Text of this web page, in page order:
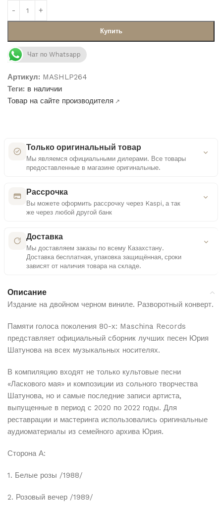
Купить
Чат по Whatsapp
Артикул: MASHLP264
Теги: в наличии
Товар на сайте производителя ↗
Только оригинальный товар
Мы являемся официальными дилерами. Все товары
предоставленные в магазине оригинальные.
Многоступенчатая проверка
Контроль документов и комплектации каждого
товара
Рассрочка
Вы можете оформить рассрочку через Kaspi, а так
же через любой другой банк
Выбор способа оплаты
Прозрачные условия
Все параметры видны до подтверждения
Доставка
Мы доставляем заказы по всему Казахстану.
Доставка бесплатная, упаковка защищённая, сроки
зависят от наличия товара на складе.
Доставка по всему Казахстану абсолютно бесплатно
для всех заказов
Защищенная упаковка
для сохранности при транспортировке
Сроки доставки
Доставка от 1 до 5 рабочих дней в зависимости от
Отслеживание заказа
личном кабинете
можете узнать на странице
Описание
Издание на двойном черном виниле. Разворотный конверт.
Памяти голоса поколения 80-х: Maschina Records
представляет официальный сборник лучших песен Юрия
Шатунова на всех музыкальных носителях.
В компиляцию входят не только культовые песни
«Ласкового мая» и композиции из сольного творчества
Шатунова, но и самые последние записи артиста,
выпущенные в период с 2020 по 2022 годы. Для
реставрации и мастеринга использовались оригинальные
аудиоматериалы из семейного архива Юрия.
Сторона А:
1. Белые розы /1988/
2. Розовый вечер /1989/